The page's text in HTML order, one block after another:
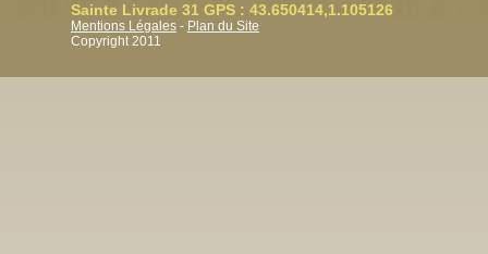
Sainte Livrade 31 GPS : 43.650414,1.105126
Mentions Légales - Plan du Site
Copyright 2011